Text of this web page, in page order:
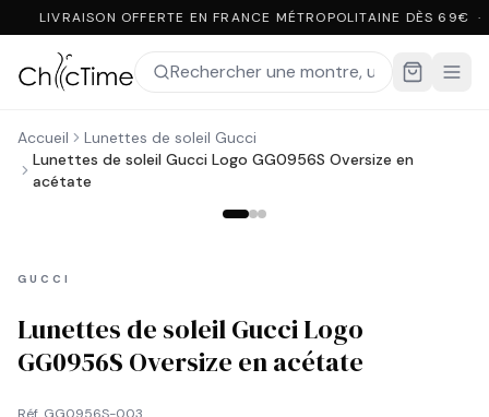
LIVRAISON OFFERTE EN FRANCE MÉTROPOLITAINE DÈS 69€
Accueil
Lunettes de soleil Gucci
Lunettes de soleil Gucci Logo GG0956S Oversize en
acétate
GUCCI
Lunettes de soleil Gucci Logo
GG0956S Oversize en acétate